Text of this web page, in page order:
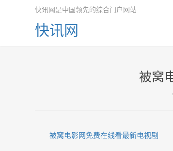
快讯网是中国领先的综合门户网站
快讯网
被窝
被窝电影网免费在线看最新电视剧